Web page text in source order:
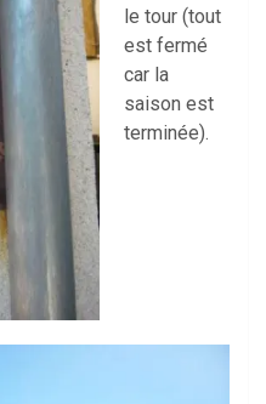
le tour (tout
est fermé
car la
saison est
terminée).